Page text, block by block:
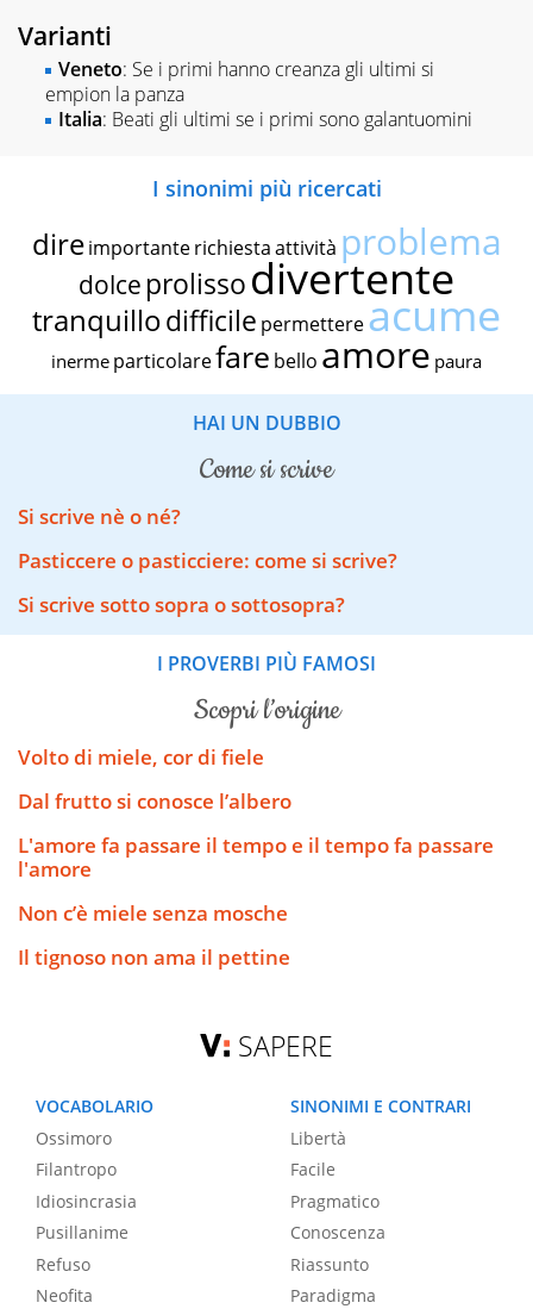
Varianti
Veneto: Se i primi hanno creanza gli ultimi si
empion la panza
Italia: Beati gli ultimi se i primi sono galantuomini
I sinonimi più ricercati
dire importante richiestaattività problema
dolce prolissodivertente
tranquillodifficile permettereacume
inerme particolarefare bello amore paura
HAI UN DUBBIO
come si scrive
Si scrive nè o né?
Pasticcere o pasticciere: come si scrive?
Si scrive sotto sopra o sottosopra?
I PROVERBI PIÙ FAMOSI
scopri l’origine
Volto di miele, cor di fiele
Dal frutto si conosce l’albero
L'amore fa passare il tempo e il tempo fa passare
l'amore
Non c’è miele senza mosche
Il tignoso non ama il pettine
SAPERE
VOCABOLARIO
Ossimoro
Filantropo
Idiosincrasia
Pusillanime
Refuso
Neofita
SINONIMI E CONTRARI
Libertà
Facile
Pragmatico
Conoscenza
Riassunto
Paradigma